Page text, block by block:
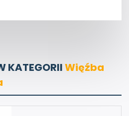
KATEGORIIWięźba